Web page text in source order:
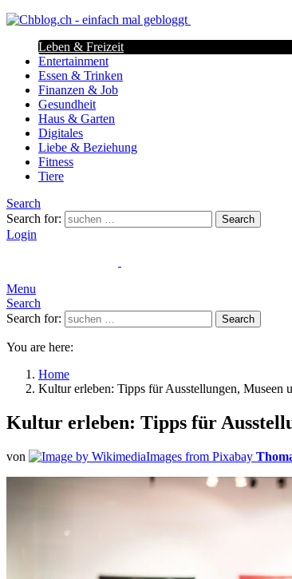
Leben & Freizeit
Entertainment
Essen & Trinken
Finanzen & Job
Gesundheit
Haus & Garten
Digitales
Liebe & Beziehung
Fitness
Tiere
Search
Search for:
Search
Login
Menu
Search
Search for:
Search
You are here:
Home
Kultur erleben: Tipps für Ausstellungen, Museen
Kultur erleben: Tipps für
von